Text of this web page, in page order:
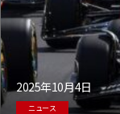
2025年10月4日
ニュース